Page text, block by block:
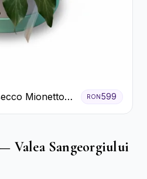
Mionetto
Pastelate
RON599
Valea Sangeorgiului